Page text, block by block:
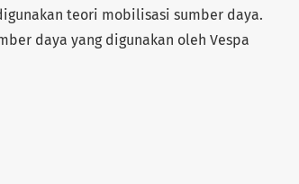
teori mobilisasi sumber daya.
daya yang digunakan oleh Vespa